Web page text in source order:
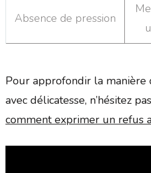
Absence de pression
Pour approfondir la manière
avec délicatesse, n’hésitez
comment exprimer un refus